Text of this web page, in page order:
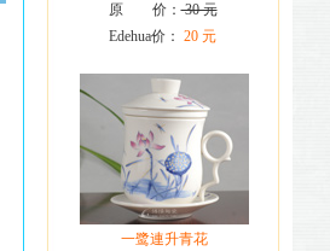
原 价：30 元
Edehua价： 20 元
一鹭連升青花